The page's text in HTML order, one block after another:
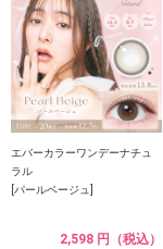
エバーカラーワンデーナチュ
ラル
[パールベージュ]
2,598 円（税込）